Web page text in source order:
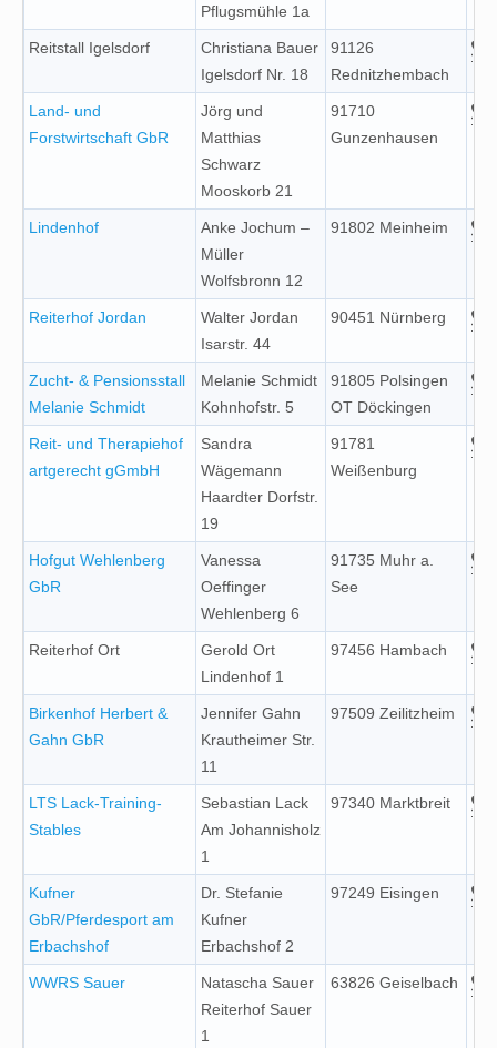
Pflugsmühle 1a
Reitstall Igelsdorf
Christiana Bauer
Igelsdorf Nr. 18
91126
Rednitzhembach
Land- und
Forstwirtschaft GbR
Jörg und
Matthias
Schwarz
Mooskorb 21
91710
Gunzenhausen
Lindenhof
Anke Jochum –
Müller
Wolfsbronn 12
91802 Meinheim
Reiterhof Jordan
Walter Jordan
Isarstr. 44
90451 Nürnberg
Zucht- & Pensionsstall
Melanie Schmidt
Melanie Schmidt
Kohnhofstr. 5
91805 Polsingen
OT Döckingen
Reit- und Therapiehof
artgerecht gGmbH
Sandra
Wägemann
Haardter Dorfstr.
19
91781
Weißenburg
Hofgut Wehlenberg
GbR
Vanessa
Oeffinger
Wehlenberg 6
91735 Muhr a.
See
Reiterhof Ort
Gerold Ort
Lindenhof 1
97456 Hambach
Birkenhof Herbert &
Gahn GbR
Jennifer Gahn
Krautheimer Str.
11
97509 Zeilitzheim
LTS Lack-Training-
Stables
Sebastian Lack
Am Johannisholz
1
97340 Marktbreit
Kufner
GbR/Pferdesport am
Erbachshof
Dr. Stefanie
Kufner
Erbachshof 2
97249 Eisingen
WWRS Sauer
Natascha Sauer
Reiterhof Sauer
1
63826 Geiselbach